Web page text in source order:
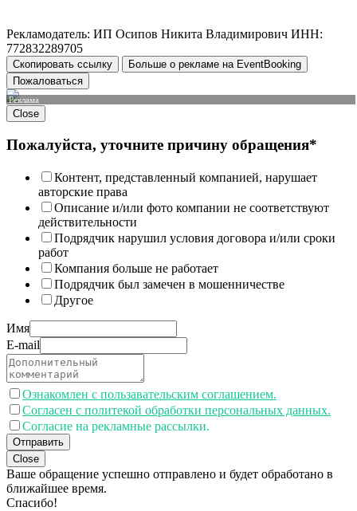
Рекламодатель: ИП Осипов Никита Владимирович ИНН:
772832289705
Скопировать ссылку
Больше о рекламе на EventBooking
Пожаловаться
Реклама
Close
Пожалуйста, уточните причину обращения*
Контент, представленный компанией, нарушает
авторские права
Описание и/или фото компании не соответствуют
действительности
Подрядчик нарушил условия договора и/или сроки
работ
Компания больше не работает
Подрядчик был замечен в мошенничестве
Другое
Имя
E-mail
Ознакомлен с пользавательским соглашением.
Согласен с политекой обработки персональных данных.
Согласие на рекламные рассылки.
Отправить
Close
Ваше обращение успешно отправлено и будет обработано в
ближайшее время.
Спасибо!